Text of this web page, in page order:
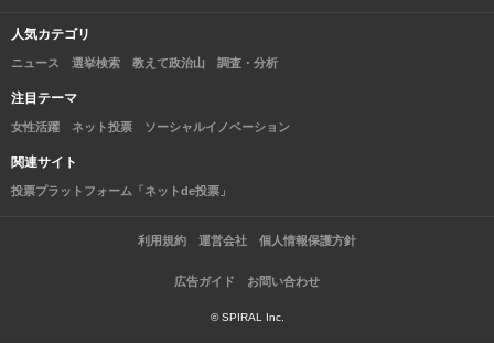
人気カテゴリ
ニュース 選挙検索 教えて政治山 調査・分析
注目テーマ
女性活躍 ネット投票 ソーシャルイノベーション
関連サイト
投票プラットフォーム「ネットde投票」
利用規約 運営会社 個人情報保護方針
広告ガイド お問い合わせ
© SPIRAL Inc.